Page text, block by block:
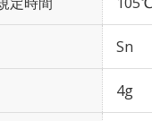
Sn
4g